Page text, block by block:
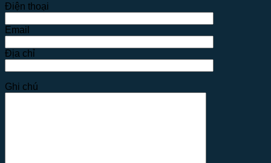
Điện thoại
Email
Địa chỉ
Ghi chú